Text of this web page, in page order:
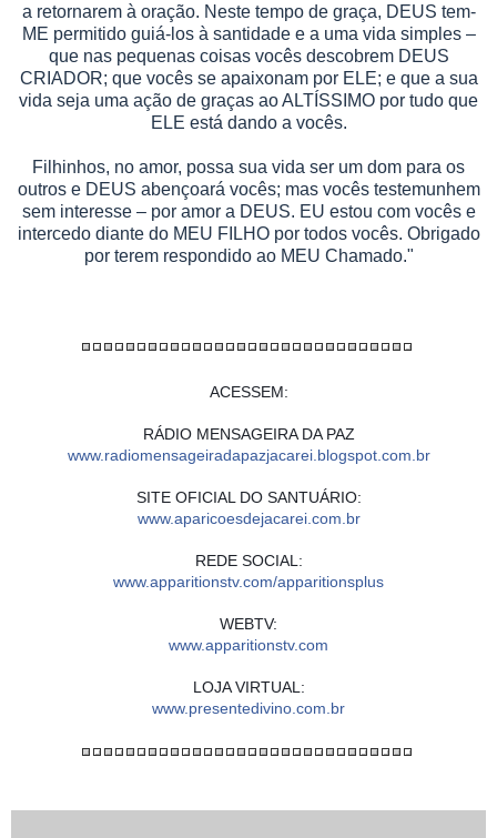
a retornarem à oração. Neste tempo de graça, DEUS tem-
ME permitido guiá-los à santidade e a uma vida simples –
que nas pequenas coisas vocês descobrem DEUS
CRIADOR; que vocês se apaixonam por ELE; e que a sua
vida seja uma ação de graças ao ALTÍSSIMO por tudo que
ELE está dando a vocês.
Filhinhos, no amor, possa sua vida ser um dom para os
outros e DEUS abençoará vocês; mas vocês testemunhem
sem interesse – por amor a DEUS. EU estou com vocês e
intercedo diante do MEU FILHO por todos vocês. Obrigado
por terem respondido ao MEU Chamado."
ACESSEM:
RÁDIO MENSAGEIRA DA PAZ
www.radiomensageiradapazjacarei.blogspot.com.br
SITE OFICIAL DO SANTUÁRIO:
www.aparicoesdejacarei.com.br
REDE SOCIAL:
www.apparitionstv.com/apparitionsplus
WEBTV:
www.apparitionstv.com
LOJA VIRTUAL:
www.presentedivino.com.br